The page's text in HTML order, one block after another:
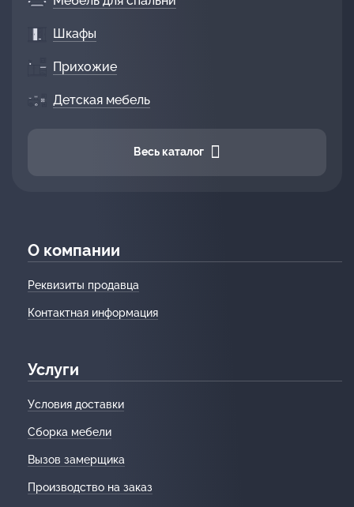
Шкафы
Прихожие
Детская мебель
Весь каталог
О компании
Реквизиты продавца
Контактная информация
Услуги
Условия доставки
Сборка мебели
Вызов замерщика
Производство на заказ